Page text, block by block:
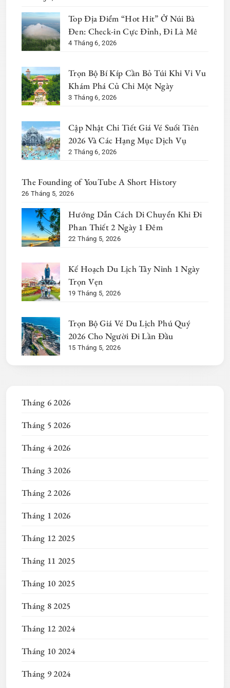
Top Địa Điểm “Hot Hit” Ở Núi Bà
Đen: Check-in Cực Đỉnh, Đi Là Mê
4 Tháng 6, 2026
Trọn Bộ Bí Kíp Cần Bỏ Túi Khi Vi Vu
Khám Phá Củ Chi Một Ngày
3 Tháng 6, 2026
Cập Nhật Chi Tiết Giá Vé Suối Tiên
2026 Và Các Hạng Mục Dịch Vụ
2 Tháng 6, 2026
The Founding of YouTube A Short History
26 Tháng 5, 2026
Hướng Dẫn Cách Di Chuyển Khi Đi
Phan Thiết 2 Ngày 1 Đêm
22 Tháng 5, 2026
Kế Hoạch Du Lịch Tây Ninh 1 Ngày
Trọn Vẹn
19 Tháng 5, 2026
Trọn Bộ Giá Vé Du Lịch Phú Quý
2026 Cho Người Đi Lần Đầu
15 Tháng 5, 2026
Tháng 6 2026
Tháng 5 2026
Tháng 4 2026
Tháng 3 2026
Tháng 2 2026
Tháng 1 2026
Tháng 12 2025
Tháng 11 2025
Tháng 10 2025
Tháng 8 2025
Tháng 12 2024
Tháng 10 2024
Tháng 9 2024